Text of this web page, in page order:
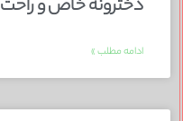
دخترونه خاص و راحت
ادامه مطلب »